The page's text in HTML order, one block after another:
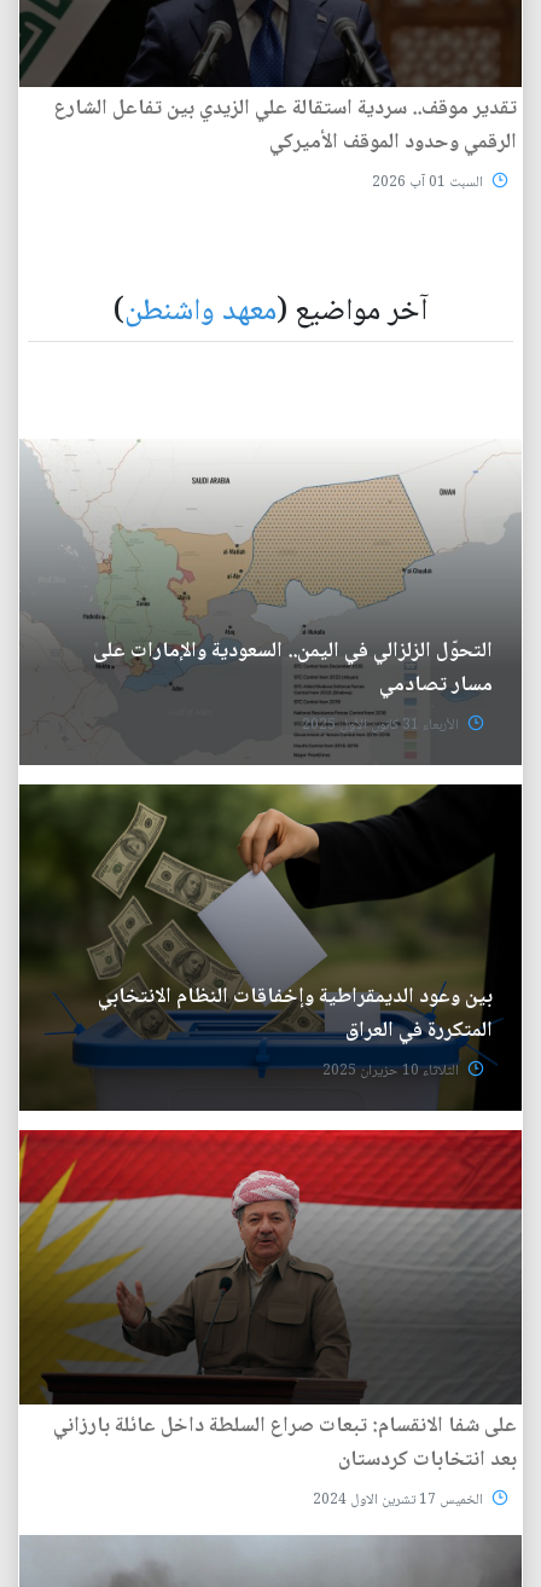
تقدير موقف.. سردية استقالة علي الزيدي بين تفاعل الشارع
الرقمي وحدود الموقف الأميركي
السبت 01 آب 2026
آخر مواضيع (معهد واشنطن)
التحوّل الزلزالي في اليمن.. السعودية والإمارات على
مسار تصادمي
الأربعاء 31 كانون الأول 2025
بين وعود الديمقراطية وإخفاقات النظام الانتخابي
المتكررة في العراق
الثلاثاء 10 حزيران 2025
على شفا الانقسام: تبعات صراع السلطة داخل عائلة بارزاني
بعد انتخابات كردستان
الخميس 17 تشرين الاول 2024